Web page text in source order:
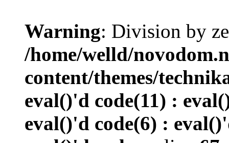
Warning: Division by
/home/welld/
content/themes/
eval()'d code(11) :
eval()'d code(6) :